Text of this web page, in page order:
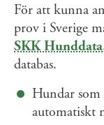
För att kunna
prov i Sverige
SKK Hunddata
databas.
Hundar
automatiskt